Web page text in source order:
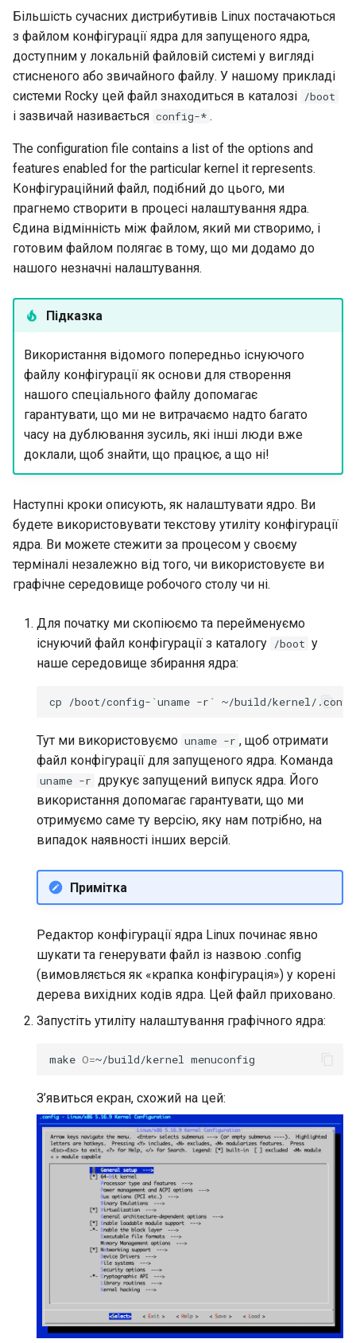
Більшість сучасних дистрибутивів Linux постачаються
з файлом конфігурації ядра для запущеного ядра,
доступним у локальній файловій системі у вигляді
стисненого або звичайного файлу. У нашому прикладі
системи Rocky цей файл знаходиться в каталозі /boot
і зазвичай називається config-* .
The configuration file contains a list of the options and
features enabled for the particular kernel it represents.
Конфігураційний файл, подібний до цього, ми
прагнемо створити в процесі налаштування ядра.
Єдина відмінність між файлом, який ми створимо, і
готовим файлом полягає в тому, що ми додамо до
нашого незначні налаштування.
Підказка
Використання відомого попередньо існуючого
файлу конфігурації як основи для створення
нашого спеціального файлу допомагає
гарантувати, що ми не витрачаємо надто багато
часу на дублювання зусиль, які інші люди вже
доклали, щоб знайти, що працює, а що ні!
Наступні кроки описують, як налаштувати ядро. Ви
будете використовувати текстову утиліту конфігурації
ядра. Ви можете стежити за процесом у своєму
терміналі незалежно від того, чи використовуєте ви
графічне середовище робочого столу чи ні.
Для початку ми скопіюємо та перейменуємо
існуючий файл конфігурації з каталогу /boot у
наше середовище збирання ядра:
cp /boot/config- `uname -r `
Тут ми використовуємо uname -r , щоб отримати
файл конфігурації для запущеного ядра. Команда
uname -r друкує запущений випуск ядра. Його
використання допомагає гарантувати, що ми
отримуємо саме ту версію, яку нам потрібно, на
випадок наявності інших версій.
Примітка
Редактор конфігурації ядра Linux починає явно
шукати та генерувати файл із назвою .config
(вимовляється як «крапка конфігурація») у корені
дерева вихідних кодів ядра. Цей файл приховано.
Запустіть утиліту налаштування графічного ядра:
make O=~/build/kernel
З’явиться екран, схожий на цей: